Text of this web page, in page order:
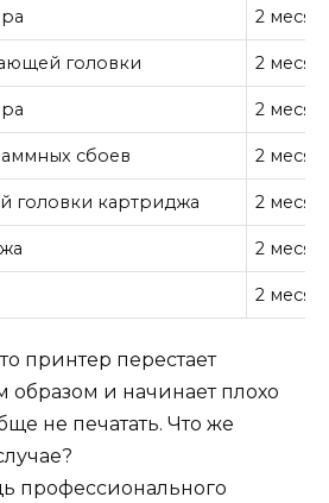
2
головки 2
2
сбоев 2
головки картриджа 2
2
2
принтер перестает
образом и начинает плохо
не печатать. Что же
профессионального